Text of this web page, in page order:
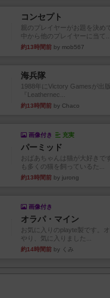
コンセプト
親のプレイヤーがお題を決め
中から他のプレイヤーに当て...
約13時間前 by mob567
海兵隊
1988年にVictory Gamesが出版
『Leathernec...
約13時間前 by Chaco
画像付き 充実
パーミッド
おばあちゃんは猫が大好きで
も多くの猫を飼っているた...
約13時間前 by jurong
画像付き
オラパ・マイン
お気に入りのplayte製です。
やり、気に入りました...
約14時間前 by くみ